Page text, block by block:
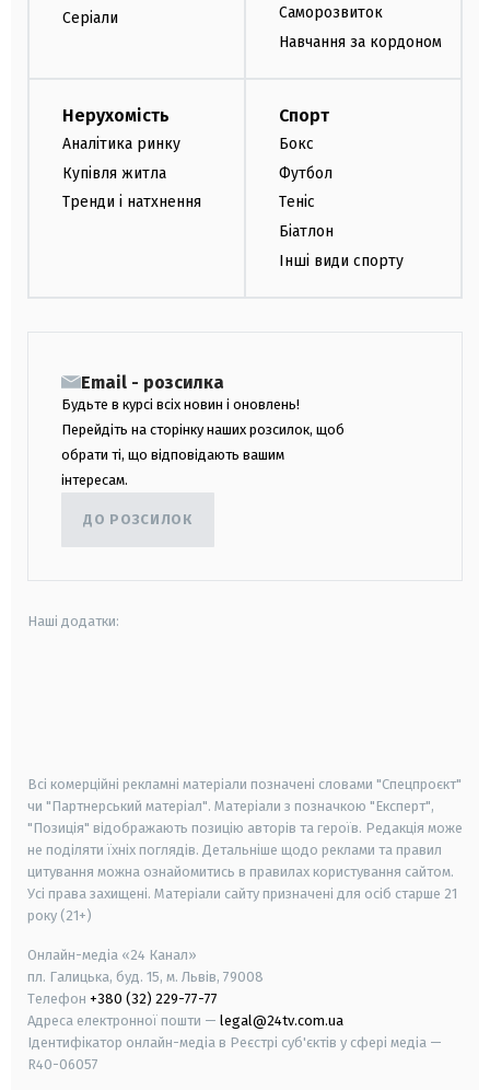
Серіали
Саморозвиток
Навчання за кордоном
Нерухомість
Аналітика ринку
Купівля житла
Тренди і натхнення
Спорт
Бокс
Футбол
Теніс
Біатлон
Інші види спорту
Email - розсилка
Будьте в курсі всіх новин і оновлень!
Перейдіть на сторінку наших розсилок, щоб
обрати ті, що відповідають вашим
інтересам.
ДО РОЗСИЛОК
Наші додатки:
Всі комерційні рекламні матеріали позначені словами "Спецпроєкт"
чи "Партнерський матеріал". Матеріали з позначкою "Експерт",
"Позиція" відображають позицію авторів та героїв. Редакція може
не поділяти їхніх поглядів. Детальніше щодо реклами та правил
цитування можна ознайомитись в правилах користування сайтом.
Усі права захищені. Матеріали сайту призначені для осіб старше 21
року (21+)
Онлайн-медіа «24 Канал»
пл. Галицька, буд. 15, м. Львів, 79008
Телефон +380 (32) 229-77-77
Адреса електронної пошти — legal@24tv.com.ua
Ідентифікатор онлайн-медіа в Реєстрі суб'єктів у сфері медіа —
R40-06057